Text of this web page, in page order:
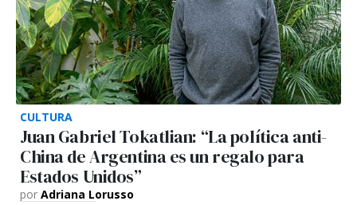
CULTURA
Juan Gabriel Tokatlian: “La política anti-
China de Argentina es un regalo para
Estados Unidos”
por Adriana Lorusso